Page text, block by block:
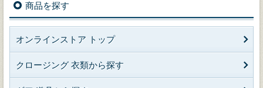
商品を探す
オンラインストア トップ
クロージング 衣類から探す